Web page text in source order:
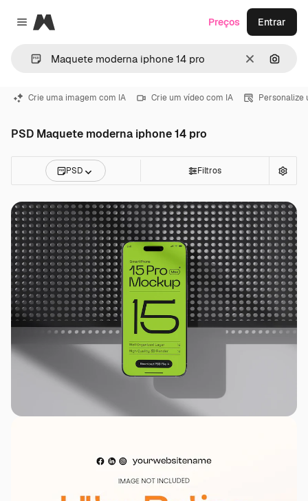
Close menu
Magnific
Limpar
Preços Entrar
Crie uma imagem com IA Crie um vídeo com IA Personalize
PSD Maquete moderna iphone 14 pro
PSD Filtros